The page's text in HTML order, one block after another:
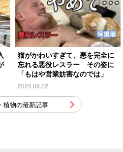
猫がかわいすぎて、悪を完全に
忘れる悪役レスラー その姿に
「もはや営業妨害なのでは」
2024.08.22
植物の最新記事